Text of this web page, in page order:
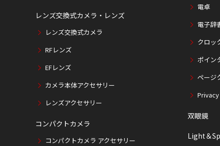
レンズ交換式カメラ・レンズ
レンズ交換式カメラ
RFレンズ
EFレンズ
カメラ本体アクセサリー
レンズアクセサリー
コンパクトカメラ
コンパクトカメラ アクセサリー
電卓
電子辞
クロッ
ポイン
ページ
Privacy
双眼鏡
Light＆